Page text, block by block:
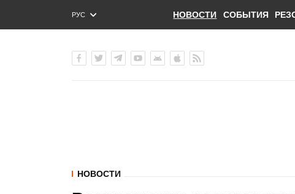
РУС
ENG
НОВОСТИ СОБЫТИЯ
НОВОСТИ